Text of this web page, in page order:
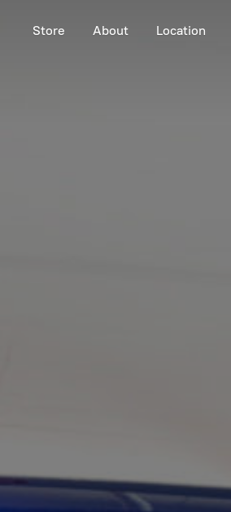
Store About Location